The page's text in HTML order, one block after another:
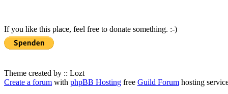
If you like this place, feel free to donate something. :-)
Theme created by :: Lozt
Create a forum with phpBB Hosting free Guild Forum hosting